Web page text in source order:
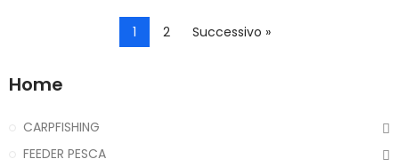
1 2 Successivo »
Home
CARPFISHING
FEEDER PESCA